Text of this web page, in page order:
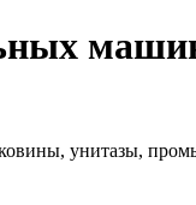
унитазы,